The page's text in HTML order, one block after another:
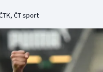
Boby a skeleton
Box
, ČT sport